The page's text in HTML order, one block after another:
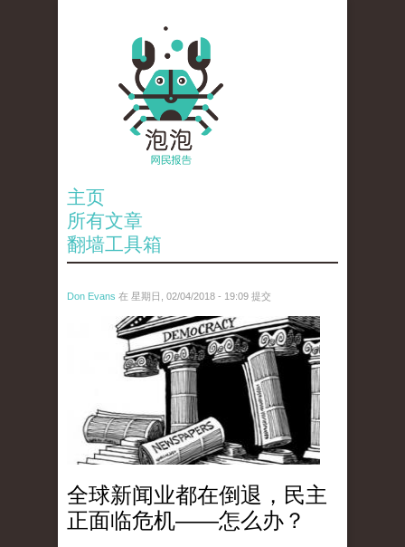
主页
所有文章
翻墙工具箱
Don Evans 在 星期日, 02/04/2018 - 19:09 提交
wechatimg1287.jpeg
全球新闻业都在倒退，民主
正面临危机——怎么办？